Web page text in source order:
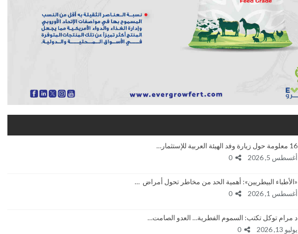
16 معلومة حول زيارة وفد الهيئة العربية للإستثمار…
أغسطس 5, 2026
«الأطباء البيطريين»: أهمية الحد من مخاطر تحول أمراض …
أغسطس 1, 2026
د مرام توكل تكتب: السموم الفطرية… العدو الصامت…
يوليو 13, 2026